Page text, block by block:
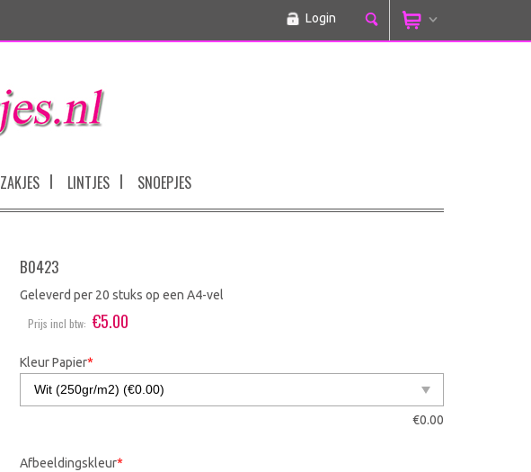
Login
ZAKJES LINTJES SNOEPJES
B0423
Geleverd per 20 stuks op een A4-vel
Prijs incl btw: €5.00
Kleur Papier*
€0.00
Afbeeldingskleur*